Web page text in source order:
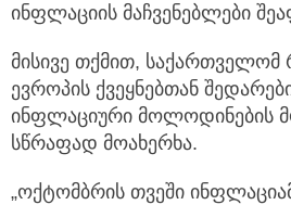
ინფლაციის მაჩვენებლები
მისივე თქმით, საქართველომ
ევროპის ქვეყნებთან
ინფლაციური მოლოდინების
სწრაფად მოახერხა.
„ოქტომბრის თვეში